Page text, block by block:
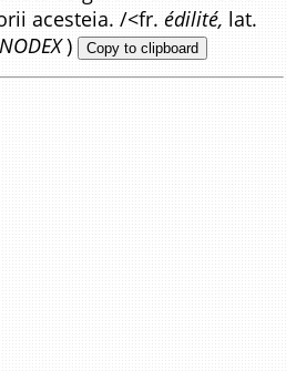
acesteia. /<fr.édilité, lat.
) Copy to clipboard